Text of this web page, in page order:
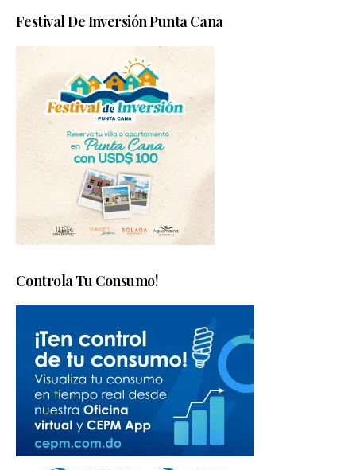
Festival De Inversión Punta Cana
Controla Tu Consumo!